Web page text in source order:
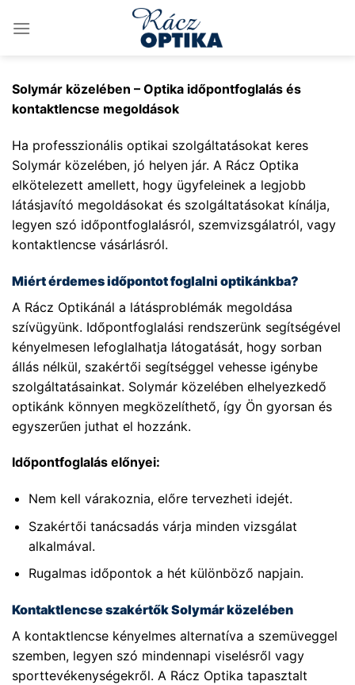
Solymár közelében – Optika időpontfoglalás és
kontaktlencse megoldások
Ha professzionális optikai szolgáltatásokat keres
Solymár közelében, jó helyen jár. A Rácz Optika
elkötelezett amellett, hogy ügyfeleinek a legjobb
látásjavító megoldásokat és szolgáltatásokat kínálja,
legyen szó időpontfoglalásról, szemvizsgálatról, vagy
kontaktlencse vásárlásról.
Miért érdemes időpontot foglalni optikánkba?
A Rácz Optikánál a látásproblémák megoldása
szívügyünk. Időpontfoglalási rendszerünk segítségével
kényelmesen lefoglalhatja látogatását, hogy sorban
állás nélkül, szakértői segítséggel vehesse igénybe
szolgáltatásainkat. Solymár közelében elhelyezkedő
optikánk könnyen megközelíthető, így Ön gyorsan és
egyszerűen juthat el hozzánk.
Időpontfoglalás előnyei:
Nem kell várakoznia, előre tervezheti idejét.
Szakértői tanácsadás várja minden vizsgálat
alkalmával.
Rugalmas időpontok a hét különböző napjain.
Kontaktlencse szakértők Solymár közelében
A kontaktlencse kényelmes alternatíva a szemüveggel
szemben, legyen szó mindennapi viselésről vagy
sporttevékenységekről. A Rácz Optika tapasztalt